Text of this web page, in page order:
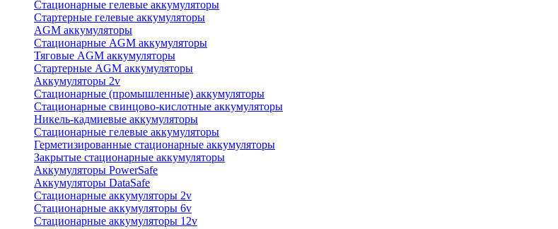
Стационарные гелевые аккумуляторы
Стартерные гелевые аккумуляторы
AGM аккумуляторы
Стационарные AGM аккумуляторы
Тяговые AGM аккумуляторы
Стартерные AGM аккумуляторы
Аккумуляторы 2v
Стационарные (промышленные) аккумуляторы
Стационарные свинцово-кислотные аккумуляторы
Никель-кадмиевые аккумуляторы
Стационарные гелевые аккумуляторы
Герметизированные стационарные аккумуляторы
Закрытые стационарные аккумуляторы
Аккумуляторы PowerSafe
Аккумуляторы DataSafe
Стационарные аккумуляторы 2v
Стационарные аккумуляторы 6v
Стационарные аккумуляторы 12v